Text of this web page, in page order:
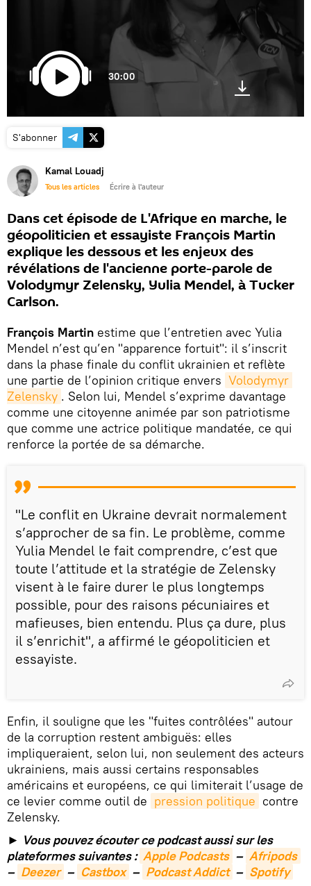
30:00
S'abonner
Kamal Louadj
Tous les articles Écrire à l'auteur
Dans cet épisode de L'Afrique en marche, le
géopoliticien et essayiste François Martin
explique les dessous et les enjeux des
révélations de l'ancienne porte-parole de
Volodymyr Zelensky, Yulia Mendel, à Tucker
Carlson.
François Martin estime que l’entretien avec Yulia
Mendel n’est qu’en "apparence fortuit": il s’inscrit
dans la phase finale du conflit ukrainien et reflète
une partie de l’opinion critique envers Volodymyr
Zelensky . Selon lui, Mendel s’exprime davantage
comme une citoyenne animée par son patriotisme
que comme une actrice politique mandatée, ce qui
renforce la portée de sa démarche.
"Le conflit en Ukraine devrait normalement
s’approcher de sa fin. Le problème, comme
Yulia Mendel le fait comprendre, c’est que
toute l’attitude et la stratégie de Zelensky
visent à le faire durer le plus longtemps
possible, pour des raisons pécuniaires et
mafieuses, bien entendu. Plus ça dure, plus
il s’enrichit", a affirmé le géopoliticien et
essayiste.
Enfin, il souligne que les "fuites contrôlées" autour
de la corruption restent ambiguës: elles
impliqueraient, selon lui, non seulement des acteurs
ukrainiens, mais aussi certains responsables
américains et européens, ce qui limiterait l’usage de
ce levier comme outil de pression politique contre
Zelensky.
► Vous pouvez écouter ce podcast aussi sur les
plateformes suivantes : Apple Podcasts – Afripods
– Deezer – Castbox – Podcast Addict – Spotify